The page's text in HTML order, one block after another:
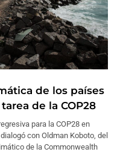
de los países
de la COP28
para la COP28 en
con Oldman Koboto, del
de la Commonwealth